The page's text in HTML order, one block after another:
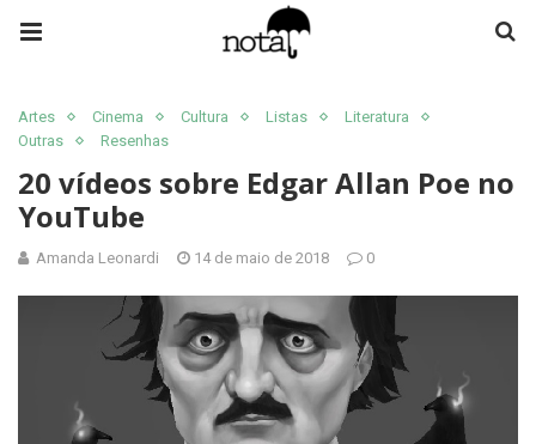
Artes Cinema Cultura Listas
Literatura
Outras
Resenhas
20 vídeos sobre Edgar Allan Poe no
YouTube
Amanda Leonardi 14 de maio de 2018 0